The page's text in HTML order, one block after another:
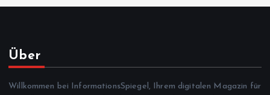
Über
Willkommen bei InformationsSpiegel, Ihrem digitalen Magazin für